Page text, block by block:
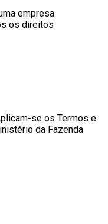
empresa
os direitos
se os Termos e
da Fazenda